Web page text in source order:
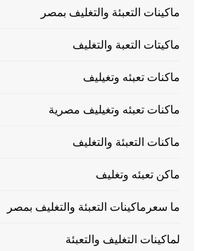
ماكينات التعبئة والتغليف بمصر
ماكيتات التعبة والتغليف
ماكنات تعبئه وتغيليف
ماكنات تعبئه وتغيليف مصرية
ماكنات التعبئة والتغليف
ماكن تعبئه وتغليف
ما سعرماكينات التعبئة والتغليف بمصر
لماكينات التغليف والتعبئة